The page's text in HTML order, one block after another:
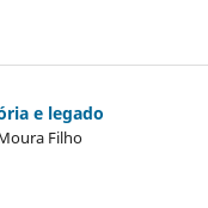
e legado
Filho